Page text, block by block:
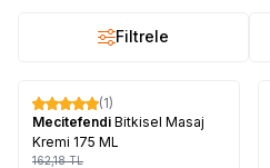
Filtrele
%17
(1)
Mecitefendi Bitkisel Masaj
Kremi 175 ML
162,18TL